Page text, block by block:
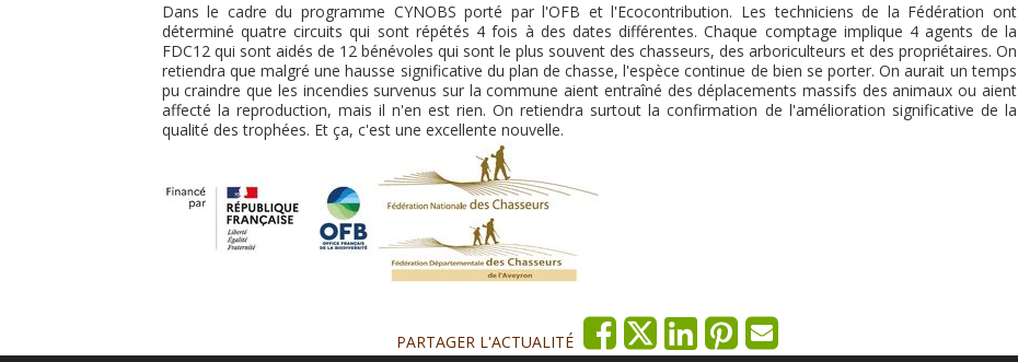
Dans le cadre du programme CYNOBS porté par l'OFB et l'Ecocontribution. Les techniciens de la Fédération ont
déterminé quatre circuits qui sont répétés 4 fois à des dates différentes. Chaque comptage implique 4 agents de la
FDC12 qui sont aidés de 12 bénévoles qui sont le plus souvent des chasseurs, des arboriculteurs et des propriétaires. On
retiendra que malgré une hausse significative du plan de chasse, l'espèce continue de bien se porter. On aurait un temps
pu craindre que les incendies survenus sur la commune aient entraîné des déplacements massifs des animaux ou aient
affecté la reproduction, mais il n'en est rien. On retiendra surtout la confirmation de l'amélioration significative de la
qualité des trophées. Et ça, c'est une excellente nouvelle.
PARTAGER L'ACTUALITÉ